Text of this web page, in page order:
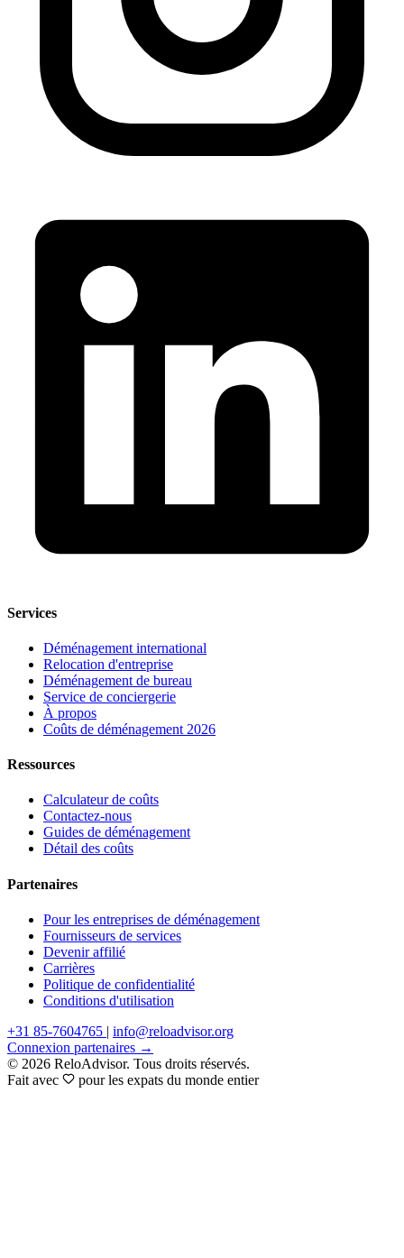
Services
Déménagement international
Relocation d'entreprise
Déménagement de bureau
Service de conciergerie
À propos
Coûts de déménagement 2026
Ressources
Calculateur de coûts
Contactez-nous
Guides de déménagement
Détail des coûts
Partenaires
Pour les entreprises de déménagement
Fournisseurs de services
Devenir affilié
Carrières
Politique de confidentialité
Conditions d'utilisation
+31 85-7604765 | info@reloadvisor.org
Connexion partenaires →
© 2026 ReloAdvisor. Tous droits réservés.
Fait avec
pour les expats du monde entier